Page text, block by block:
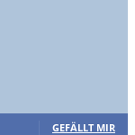
GEFÄLLT MIR